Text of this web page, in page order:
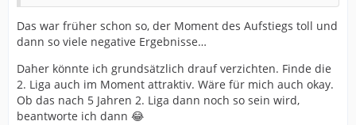
Das war früher schon so, der Moment des Aufstiegs toll und
dann so viele negative Ergebnisse…
Daher könnte ich grundsätzlich drauf verzichten. Finde die
2. Liga auch im Moment attraktiv. Wäre für mich auch okay.
Ob das nach 5 Jahren 2. Liga dann noch so sein wird,
beantworte ich dann 😂